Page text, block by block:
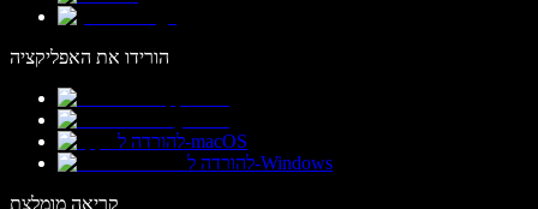
הורידו את האפליקציה
להורדה ל-macOS
להורדה ל-Windows
קריאה מומלצת